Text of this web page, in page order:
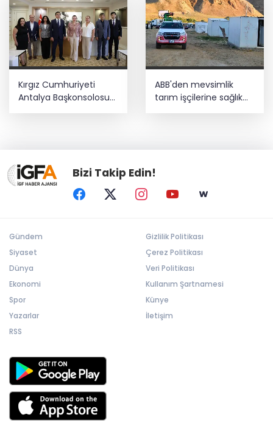
Kırgız Cumhuriyeti
Antalya Başkonsolosu
ABB'den mevsimlik
tarım işçilerine sağlık
Bizi Takip Edin!
Gündem
Siyaset
Dünya
Ekonomi
Spor
Yazarlar
RSS
Gizlilik Politikası
Çerez Politikası
Veri Politikası
Kullanım Şartnamesi
Künye
İletişim